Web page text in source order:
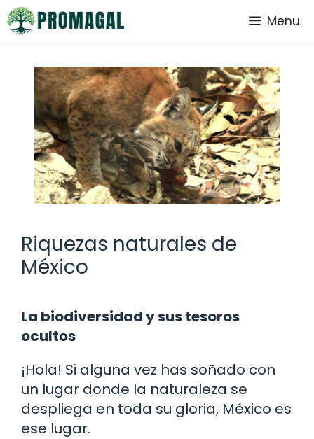
Saltar
al
Menu
Riquezas naturales de
México
La biodiversidad y sus tesoros
ocultos
¡Hola! Si alguna vez has soñado con
un lugar donde la naturaleza se
despliega en toda su gloria, México es
ese lugar.